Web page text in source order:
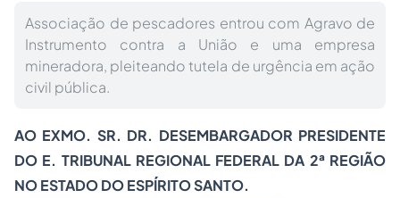
Associação de pescadores entrou com Agravo de
Instrumento contra a União e uma empresa
mineradora, pleiteando tutela de urgência em ação
civil pública.
AO EXMO. SR. DR. DESEMBARGADOR PRESIDENTE
DO E. TRIBUNAL REGIONAL FEDERAL DA 2ª REGIÃO
NO ESTADO DO ESPÍRITO SANTO.